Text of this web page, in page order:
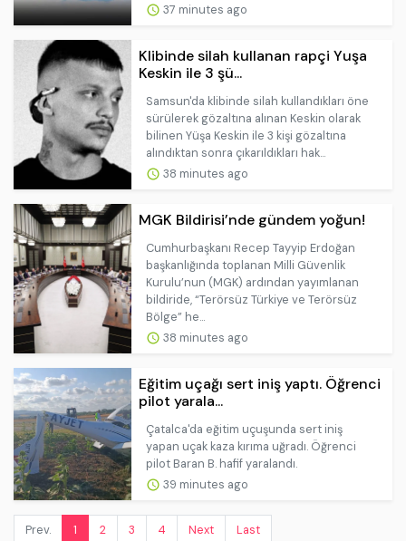
37 minutes ago
Klibinde silah kullanan rapçi Yuşa
Keskin ile 3 şü...
Samsun'da klibinde silah kullandıkları öne
sürülerek gözaltına alınan Keskin olarak
bilinen Yüşa Keskin ile 3 kişi gözaltına
alındıktan sonra çıkarıldıkları hak...
38 minutes ago
MGK Bildirisi’nde gündem yoğun!
Cumhurbaşkanı Recep Tayyip Erdoğan
başkanlığında toplanan Milli Güvenlik
Kurulu’nun (MGK) ardından yayımlanan
bildiride, “Terörsüz Türkiye ve Terörsüz
Bölge” he...
38 minutes ago
Eğitim uçağı sert iniş yaptı. Öğrenci
pilot yarala...
Çatalca'da eğitim uçuşunda sert iniş
yapan uçak kaza kırıma uğradı. Öğrenci
pilot Baran B. hafif yaralandı.
39 minutes ago
Prev. 1 2 3 4 Next Last